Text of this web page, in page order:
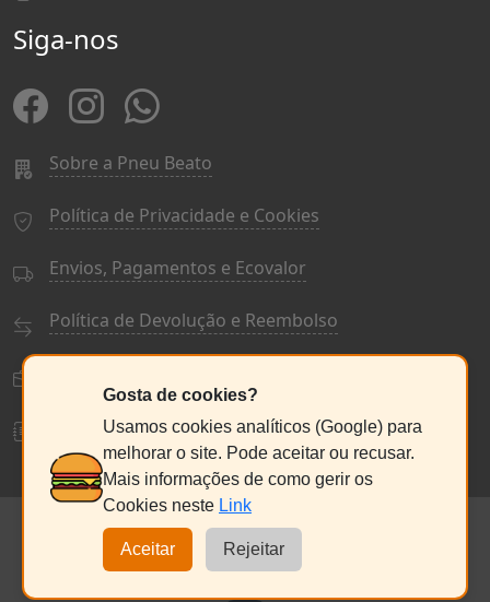
Siga-nos
Sobre a Pneu Beato
Política de Privacidade e Cookies
Envios, Pagamentos e Ecovalor
Política de Devolução e Reembolso
Livro de Reclamações
© PneuBeato 2025de Alberto Alexandre Silva Alves
NC:235076686
Seg a Sex:9:30 - 13:00 / 14:30 - 18:00
- 13:00
Gosta de cookies?
Usamos cookies analíticos (Google) para
melhorar o site. Pode aceitar ou recusar.
Mais informações de como gerir os
Cookies neste Link
Aceitar Rejeitar